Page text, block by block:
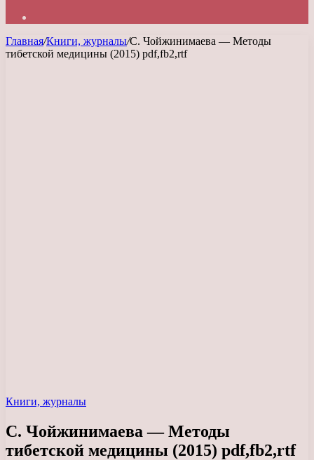
Главная/Книги, журналы/С. Чойжинимаева — Методы
тибетской медицины (2015) pdf,fb2,rtf
Книги, журналы
С. Чойжинимаева — Методы
тибетской медицины (2015) pdf,fb2,rtf